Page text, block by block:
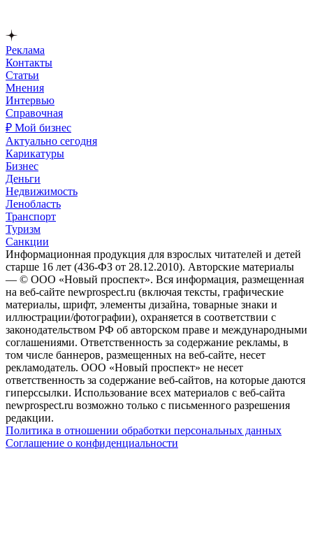
Реклама
Контакты
Статьи
Мнения
Интервью
Справочная
₽ Мой бизнес
Актуально сегодня
Карикатуры
Бизнес
Деньги
Недвижимость
Ленобласть
Транспорт
Туризм
Санкции
Информационная продукция для взрослых читателей и детей
старше 16 лет (436-ФЗ от 28.12.2010). Авторские материалы
— © ООО «Новый проспект». Вся информация, размещенная
на веб-сайте newprospect.ru (включая тексты, графические
материалы, шрифт, элементы дизайна, товарные знаки и
иллюстрации/фотографии), охраняется в соответствии с
законодательством РФ об авторском праве и международными
соглашениями. Ответственность за содержание рекламы, в
том числе баннеров, размещенных на веб-сайте, несет
рекламодатель. ООО «Новый проспект» не несет
ответственность за содержание веб-сайтов, на которые даются
гиперссылки. Использование всех материалов с веб-сайта
newprospect.ru возможно только с письменного разрешения
редакции.
Политика в отношении обработки персональных данных
Соглашение о конфиденциальности